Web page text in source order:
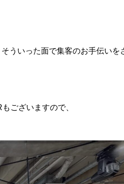
ういった面で集客のお手伝いを
ございますので、